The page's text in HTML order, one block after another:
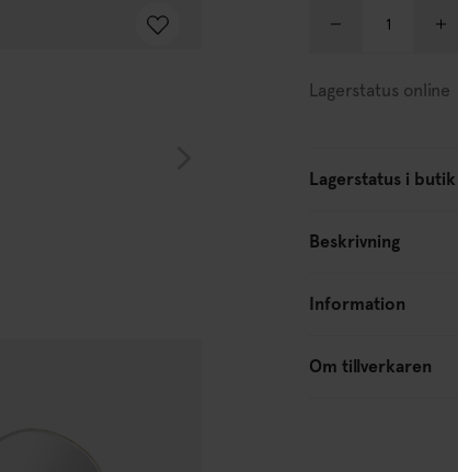
taktila inslag.
Lagerstatus online
Lagerstatus i butik
Beskrivning
Information
Om tillverkaren